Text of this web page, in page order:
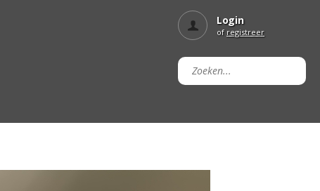
Login
of registreer